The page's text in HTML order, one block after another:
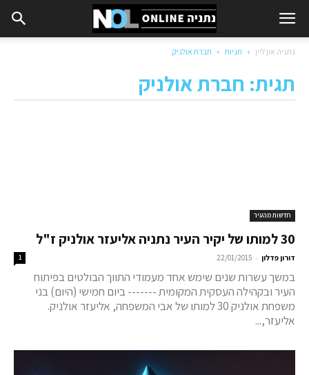
נתניה און ליין תגיות חברת אולניק
תגית: חברת אולניק
חדשות מהעיר
30 למותו של יקיר העיר נתניה אליעזר אולניק ז"ל
דורון פדלון -
22/01/2015
1
במשך עשרות שנים שימש אחד מעמודי התווך הבולטים בפיתוח
העיר ובקהילה העסקית המקומית ------- ביום חמישי (היום) בני
משפחת אולניק 30 למותו של אבי המשפחה, אליעזר אולניק.
אליעזר,...